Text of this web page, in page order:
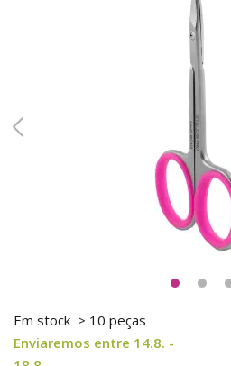
Em stock > 10 peças
Enviaremos entre 14.8. -